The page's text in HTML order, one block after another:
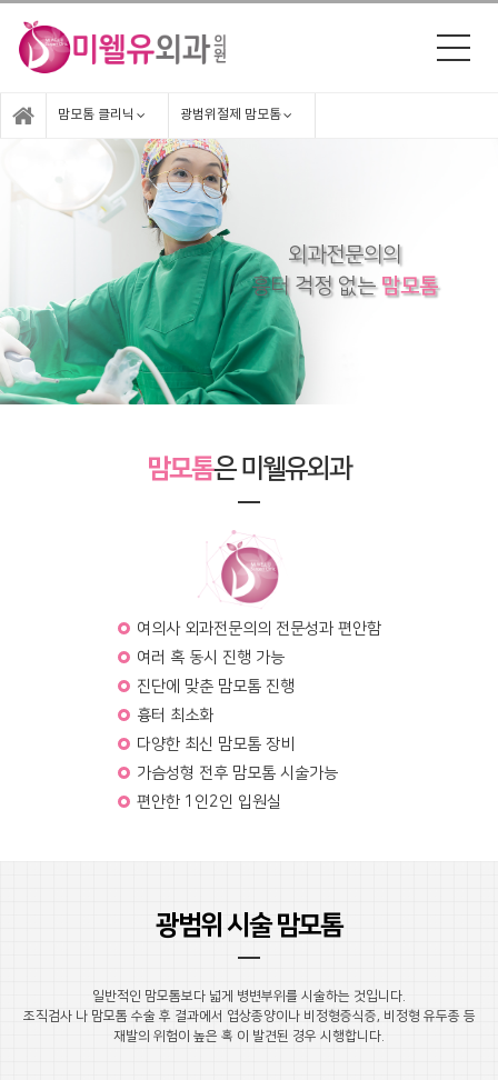
맘모톰 클리닉 광범위절제 맘모톰
외과전문의의
흉터 걱정 없는맘모톰
맘모톰은 미웰유외과
여의사 외과전문의의 전문성과 편안함
여러 혹 동시 진행 가능
진단에 맞춘 맘모톰 진행
흉터 최소화
다양한 최신 맘모톰 장비
가슴성형 전후 맘모톰 시술가능
편안한 1인2인 입원실
광범위 시술 맘모톰
일반적인 맘모톰보다 넓게 병변부위를 시술하는 것입니다.
조직검사 나 맘모톰 수술 후 결과에서 엽상종양이나 비정형증식증, 비정형 유두종 등
재발의 위험이 높은 혹 이 발견된 경우 시행합니다.